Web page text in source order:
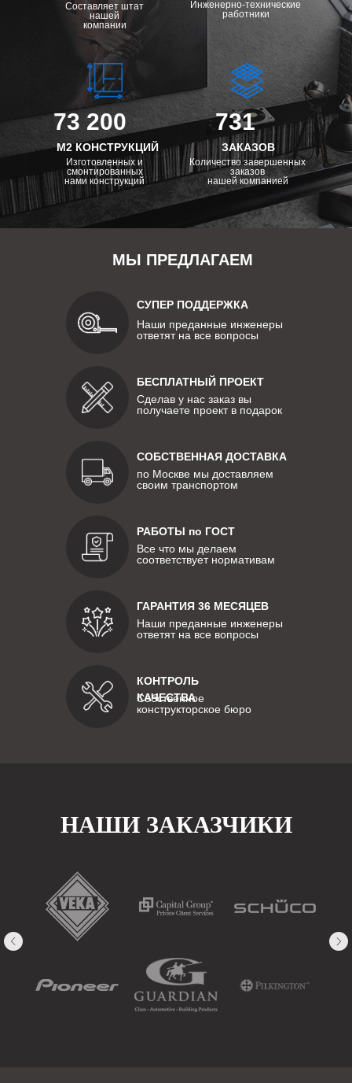
Составляет штат
нашей
компании
73 200
М2 КОНСТРУКЦИЙ
Изготовленных и
смонтированных
нами конструкций
731
ЗАКАЗОВ
Количество завершенных
заказов
нашей компанией
Инженерно-технические
работники
МЫ ПРЕДЛАГАЕМ
СУПЕР ПОДДЕРЖКА
Наши преданные инженеры
ответят на все вопросы
БЕСПЛАТНЫЙ ПРОЕКТ
Сделав у нас заказ вы
получаете проект в подарок
СОБСТВЕННАЯ ДОСТАВКА
по Москве мы доставляем
своим транспортом
РАБОТЫ по ГОСТ
Все что мы делаем
соответствует нормативам
КОНТРОЛЬ
КАЧЕСТВА
Собственное
конструкторское бюро
ГАРАНТИЯ 36 МЕСЯЦЕВ
Наши преданные инженеры
ответят на все вопросы
НАШИ ЗАКАЗЧИКИ